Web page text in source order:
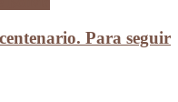
Para seguir